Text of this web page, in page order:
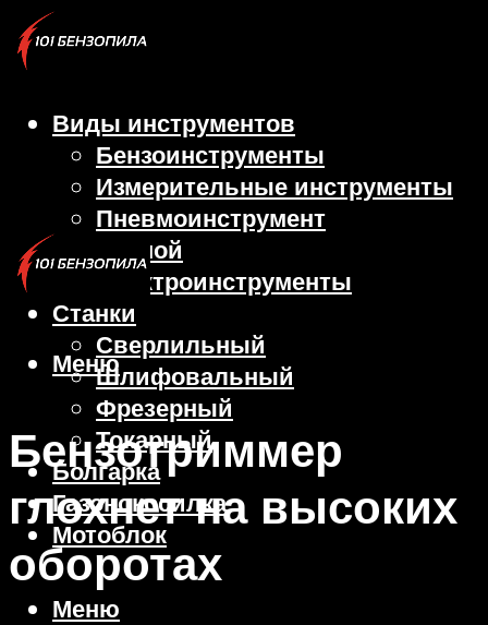
Виды инструментов
Бензоинструменты
Измерительные инструменты
Пневмоинструмент
Ручной
Электроинструменты
Станки
Сверлильный
Шлифовальный
Фрезерный
Токарный
Болгарка
Газонокосилка
Мотоблок
Меню
Меню
Бензотриммер
глохнет на высоких
оборотах